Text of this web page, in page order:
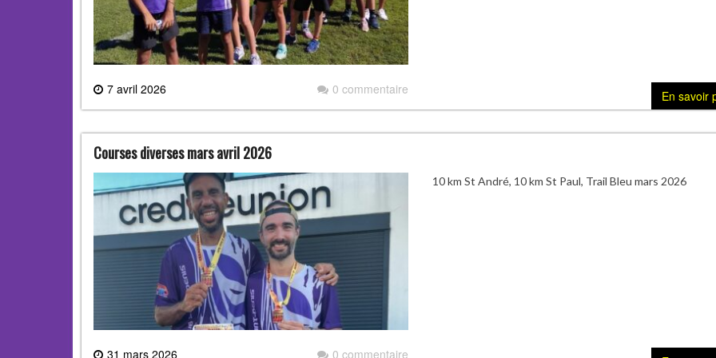
7 avril 2026 0 commentaire En savoir
Courses diverses mars avril 2026
31 mars 2026 0 commentaire
10 km St André, 10 km St Paul, Trail Bleu mars 2026